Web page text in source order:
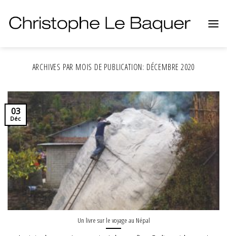
content
ARCHIVES PAR MOIS DE PUBLICATION: DÉCEMBRE 2020
Un livre sur le voyage au Népal
03
Déc